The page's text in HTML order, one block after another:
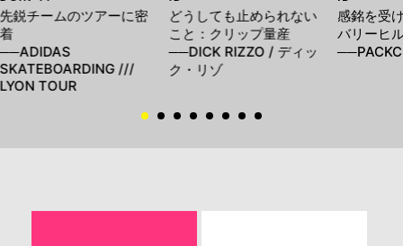
先鋭チームのツアーに密
着
──ADIDAS
SKATEBOARDING ///
LYON TOUR
どうしても止められない
こと：クリップ量産
──DICK RIZZO / ディッ
ク・リゾ
感銘を受
バリーヒ